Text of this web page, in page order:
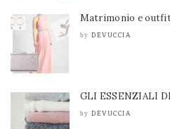
Matrimonio e
by DEVUCCIA
GLI ESSENZIALI
by DEVUCCIA